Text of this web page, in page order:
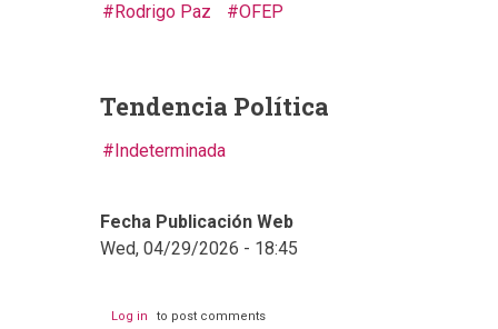
Rodrigo Paz OFEP
Tendencia Política
Indeterminada
Fecha Publicación Web
Wed, 04/29/2026 - 18:45
Log in to post comments